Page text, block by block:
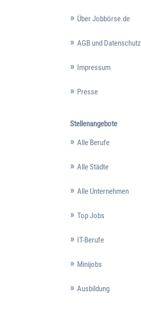
Über Jobbörse.de
AGB und Datenschutz
Impressum
Presse
Stellenangebote
Alle Berufe
Alle Städte
Alle Unternehmen
Top Jobs
IT-Berufe
Minijobs
Ausbildung